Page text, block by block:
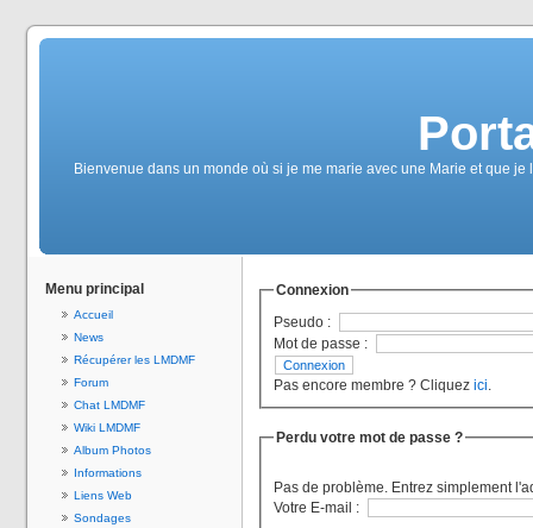
Bienvenue dans un monde où si je me marie avec une Marie et que
Menu principal
Accueil
News
Récupérer les LMDMF
Forum
Chat LMDMF
Wiki LMDMF
Album Photos
Informations
Liens Web
Sondages
Connexion
Pseudo :
Mot de passe :
Pas encore membre ? Cliquez ici.
Perdu votre mot de passe ?
Pas de problème. Entrez simplement
Votre E-mail :